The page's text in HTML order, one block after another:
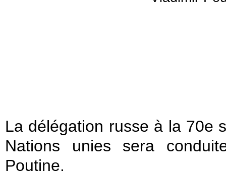
La délégation russe à la 70e
Nations unies sera
Poutine.